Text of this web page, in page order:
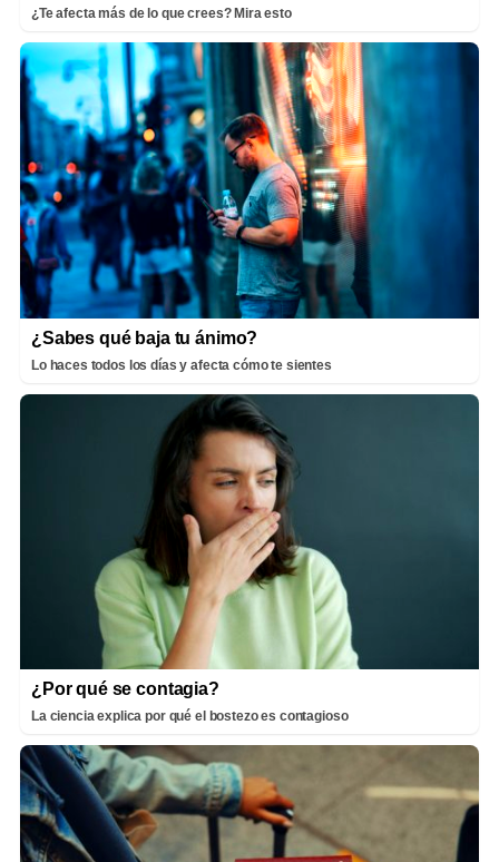
¿Te afecta más de lo que crees? Mira esto
¿Sabes qué baja tu ánimo?
Lo haces todos los días y afecta cómo te sientes
¿Por qué se contagia?
La ciencia explica por qué el bostezo es contagioso